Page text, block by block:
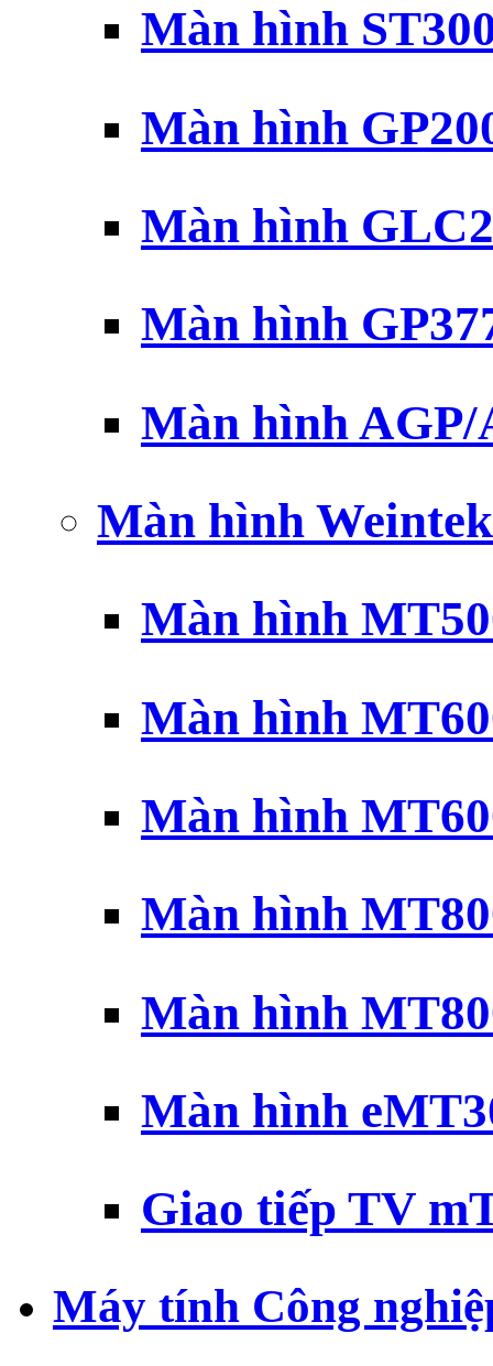
Màn hình
Màn hình
Màn hình
Màn hình
Màn hình AGP/
Màn hình
Màn hình
Màn hình
Màn hình
Màn hình
Màn hình
Màn hình
Giao tiếp TV
Máy tính Công